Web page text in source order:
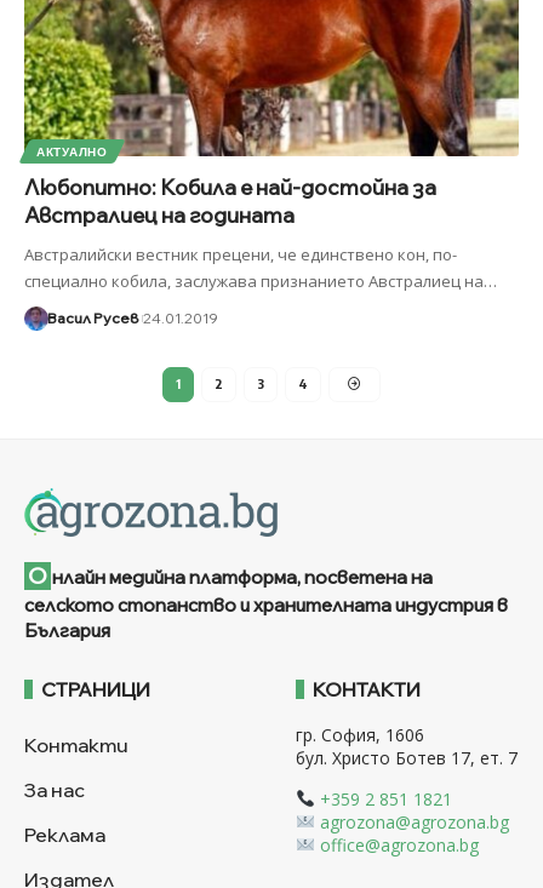
АКТУАЛНО
Любопитно: Кобила е най-достойна за
Австралиец на годината
Австралийски вестник прецени, че единствено кон, по-
специално кобила, заслужава признанието Австралиец на…
Васил Русев 24.01.2019
1 2 3 4
О нлайн медийна платформа, посветена на
селското стопанство и хранителната индустрия в
България
СТРАНИЦИ
Контакти
За нас
Реклама
Издател
КОНТАКТИ
гр. София, 1606
бул. Христо Ботев 17, ет. 7
+359 2 851 1821
agrozona@agrozona.bg
office@agrozona.bg